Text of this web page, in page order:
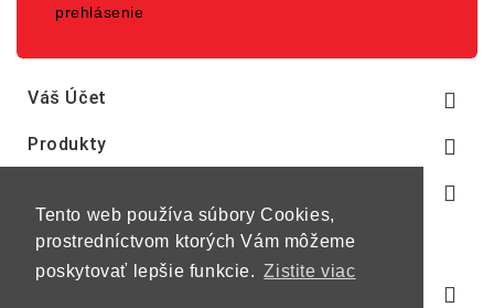
Tento web používa súbory Cookies,
prostredníctvom ktorých Vám môžeme
poskytovať lepšie funkcie. Zistite viac
prehlásenie
Váš Účet 
Produkty 

